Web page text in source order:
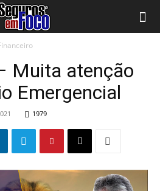
Muita atenção
Emergencial
1979